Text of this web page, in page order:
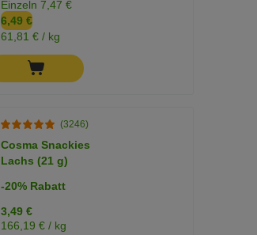
Einzeln 7,47 €
6,49 €
61,81 € / kg
(3246)
Cosma Snackies
Lachs (21 g)
-20% Rabatt
3,49 €
166,19 € / kg